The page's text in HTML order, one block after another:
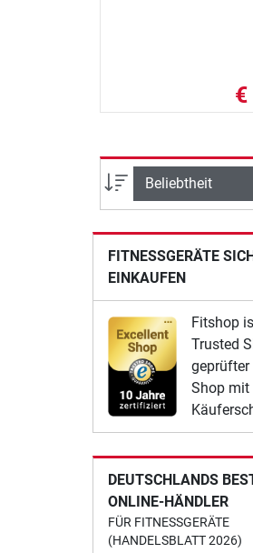
€
Sortierung
FITNESSGERÄTE
EINKAUFEN
Fitshop
Trusted
geprüfter
Shop mit
DEUTSCHLANDS
ONLINE-HÄNDLER
FÜR FITNESSGERÄTE
(HANDELSBLATT 2026)